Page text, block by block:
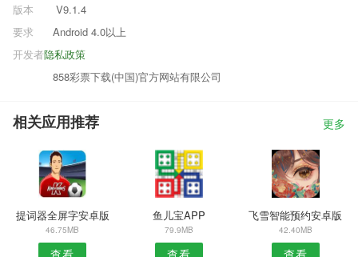
版本
V9.1.4
要求
Android 4.0以上
隐私政策
开发者
858彩票下载(中国)官方网站有限公司
相关应用推荐 更多
提词器全屏字安卓版
46.75MB
查看
鱼儿宝APP
79.9MB
查看
飞雪智能预约安卓版
42.40MB
查看